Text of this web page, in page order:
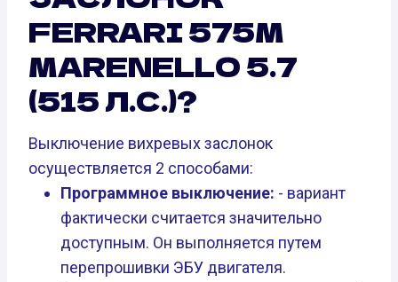
FERRARI 575M
MARENELLO 5.7
(515 Л.С.)?
Выключение вихревых заслонок
осуществляется 2 способами:
Программное выключение: - вариант
фактически считается значительно
доступным. Он выполняется путем
перепрошивки ЭБУ двигателя.